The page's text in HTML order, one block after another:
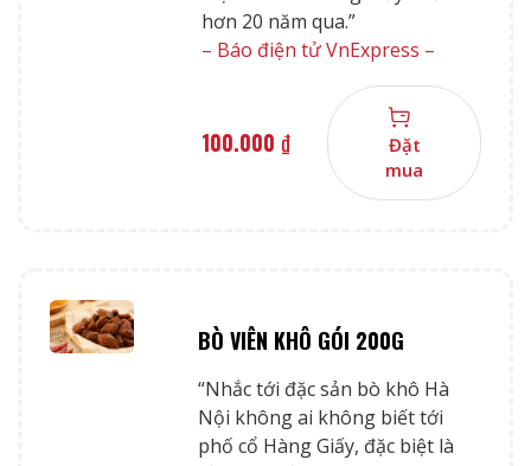
hơn 20 năm qua.”
– Báo điện tử VnExpress –
100.000 ₫
Đặt
mua
BÒ VIÊN KHÔ GÓI 200G
“Nhắc tới đặc sản bò khô Hà
Nội không ai không biết tới
phố cổ Hàng Giấy, đặc biệt là